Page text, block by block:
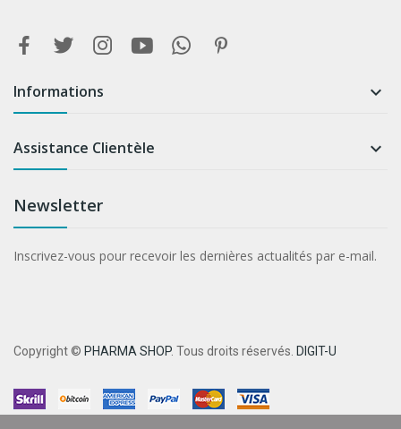
Informations 
Assistance Clientèle 
Newsletter
Inscrivez-vous pour recevoir les dernières actualités par e-mail.
Copyright © PHARMA SHOP. Tous droits réservés. DIGIT-U